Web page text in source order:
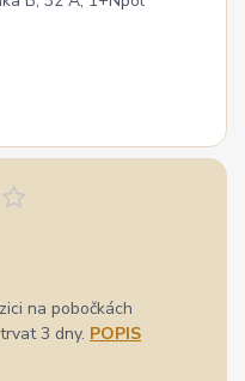
na pobočkách
3 dny. POPIS